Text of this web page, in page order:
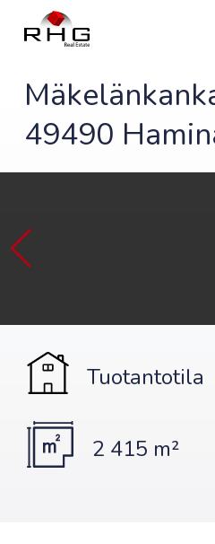
49490
Tuotantotila
2 415 m²